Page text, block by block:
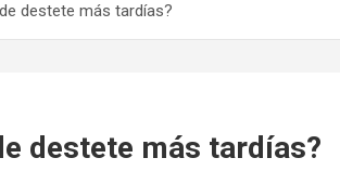
destete más tardías?
destete más tardías?